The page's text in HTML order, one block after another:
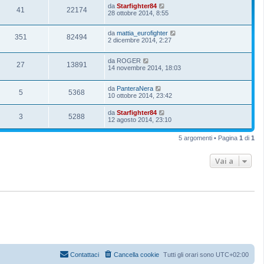
41 22174 da Starfighter84
28 ottobre 2014, 8:55
351 82494 da mattia_eurofighter
2 dicembre 2014, 2:27
27 13891 da ROGER
14 novembre 2014, 18:03
5 5368 da PanteraNera
10 ottobre 2014, 23:42
3 5288 da Starfighter84
12 agosto 2014, 23:10
5 argomenti • Pagina 1 di 1
Vai a
Tutti gli orari sono UTC+02:00
Cancella cookie
Contattaci